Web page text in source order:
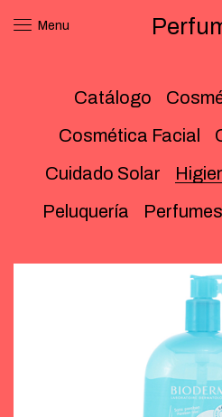
Menu
Catálogo
Cosmética Facial
Cuidado Solar
Peluquería
Perfumes